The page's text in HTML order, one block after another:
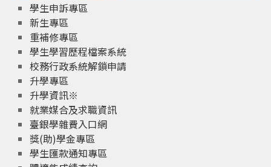
學生申訴專區
新生專區
重補修專區
學生學習歷程檔案系統
校務行政系統解鎖申請
升學專區
升學資訊※
就業媒合及求職資訊
臺銀學雜費入口網
獎(助)學金專區
學生匯款通知專區